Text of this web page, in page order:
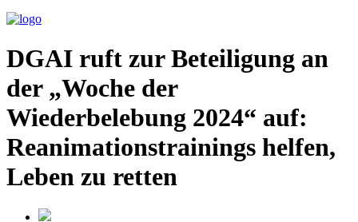
DGAI ruft zur Beteiligung an
der „Woche der
Wiederbelebung 2024“ auf:
Reanimationstrainings helfen,
Leben zu retten